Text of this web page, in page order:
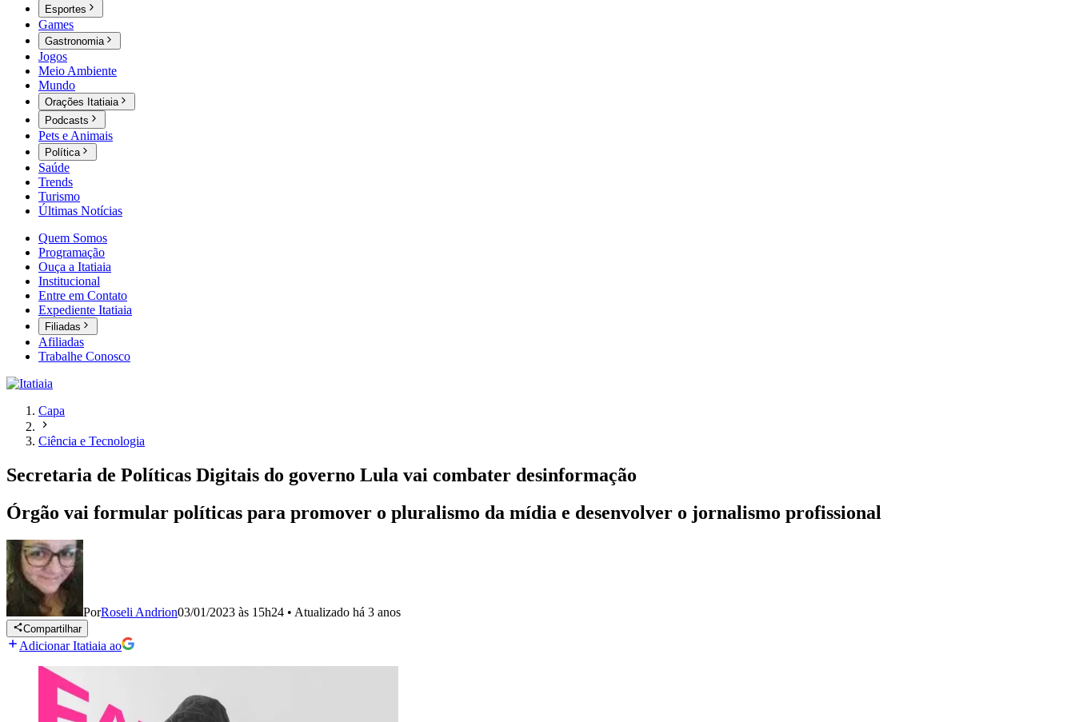
Esportes
Games
Gastronomia
Jogos
Meio Ambiente
Mundo
Orações Itatiaia
Podcasts
Pets e Animais
Política
Saúde
Trends
Turismo
Últimas Notícias
Quem Somos
Programação
Ouça a Itatiaia
Institucional
Entre em Contato
Expediente Itatiaia
Filiadas
Afiliadas
Trabalhe Conosco
Capa
Ciência e Tecnologia
Secretaria de Políticas Digitais do governo Lula vai combater desinformação
Órgão vai formular políticas para promover o pluralismo da mídia e desenvolver o jornalismo profissional
PorRoseli Andrion03/01/2023 às 15h24 • Atualizado há 3 anos
Compartilhar
Adicionar Itatiaia ao